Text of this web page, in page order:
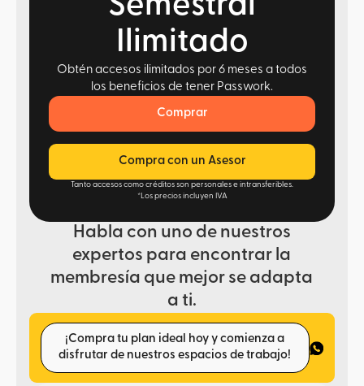
Semestral
Ilimitado
Obtén accesos ilimitados por 6 meses a todos
los beneficios de tener Passwork.
Comprar
Compra con un Asesor
Tanto accesos como créditos son personales e intransferibles.
*Los precios incluyen IVA
Habla con uno de nuestros
expertos para encontrar la
membresía que mejor se adapta
a ti.
¡Compra tu plan ideal hoy y comienza a
disfrutar de nuestros espacios de trabajo!